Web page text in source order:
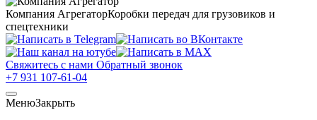
Компания АгрегаторКоробки передач для грузовиков и
спецтехники
Свяжитесь с нами Обратный звонок
+7 931 107-61-04
МенюЗакрыть